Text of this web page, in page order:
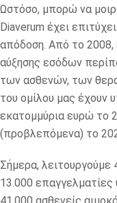
Ωστόσο, μπορώ να
Diaverum έχει
απόδοση. Από το 2008,
αύξησης εσόδων
των ασθενών, των
του ομίλου μας έχουν
εκατομμύρια ευρώ το
(προβλεπόμενα) το
Σήμερα, λειτουργούμε
13.000
41.000 ασθενείς